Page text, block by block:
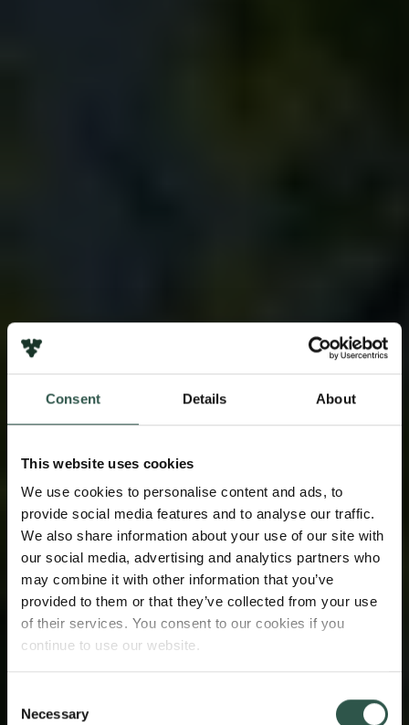
Consent Details About
This website uses cookies
We use cookies to personalise content and ads, to
provide social media features and to analyse our traffic.
We also share information about your use of our site with
our social media, advertising and analytics partners who
may combine it with other information that you’ve
provided to them or that they’ve collected from your use
of their services. You consent to our cookies if you
continue to use our website.
Selection
Necessary